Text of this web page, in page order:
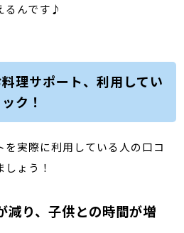
るんです♪
理サポート、利用してい
ク！
実際に利用している人の口コ
ょう！
減り、子供との時間が増